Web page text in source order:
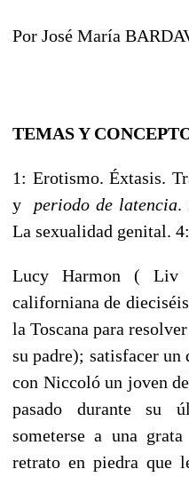
Por José María
TEMAS Y
1: Erotismo. Éxtasis.
y periodo de latencia.
La sexualidad genital.
Lucy Harmon ( Liv
californiana de
la Toscana para
su padre); satisfacer
con Niccoló un joven
pasado durante
someterse a una
retrato en piedra que